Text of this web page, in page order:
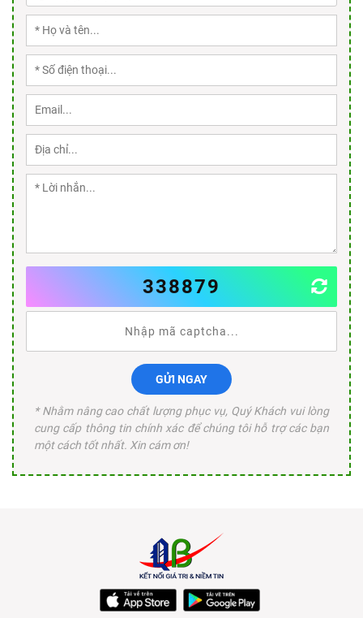
338879
GỬI NGAY
* Nhằm nâng cao chất lượng phục vụ, Quý Khách vui lòng
cung cấp thông tin chính xác để chúng tôi hỗ trợ các bạn
một cách tốt nhất. Xin cám ơn!